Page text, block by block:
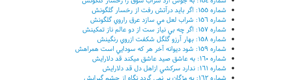
شماره ١٥٥: اگر بايد درآتش رفت از رخسار گلگونش
شماره ١٥٦: شراب لعل مي سازد عرق راروي گلگونش
شماره ١٥٧: اگر چه بي نياز ست از دو عالم ناز تمکينش
شماره ١٥٨: بهار آرزو گلگل شکفت ازروي رنگينش
شماره ١٥٩: شود ديوانه آخر هر که سودايي است همراهش
شماره ١٦٠: به عاشق صيد عاشق ميکند قد دلارايش
شماره ١٦١: ندارد سرکشي ازاهل دل قد دلارايش
شماره ١٦٢: به مژگان بر نمي گردد نگاه از چشم گيرايش